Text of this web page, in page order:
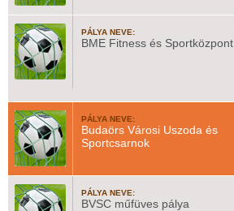
PÁLYA NEVE:
BME Fitness és Sportközpont
PÁLYA NEVE:
Budaörs Városi Uszoda és
Sportcsarnok
PÁLYA NEVE:
BVSC műfüves pálya